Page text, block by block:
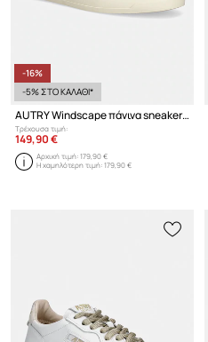
-16%
-5% ΣΤΟ ΚΑΛΑΘΙ*
AUTRY Windscape πάνινα sneakers γυναικεία χαμηλά
Τρέχουσα τιμή:
149,90 €
Αρχική τιμή:179,90 €
Η χαμηλότερη τιμή:179,90 €